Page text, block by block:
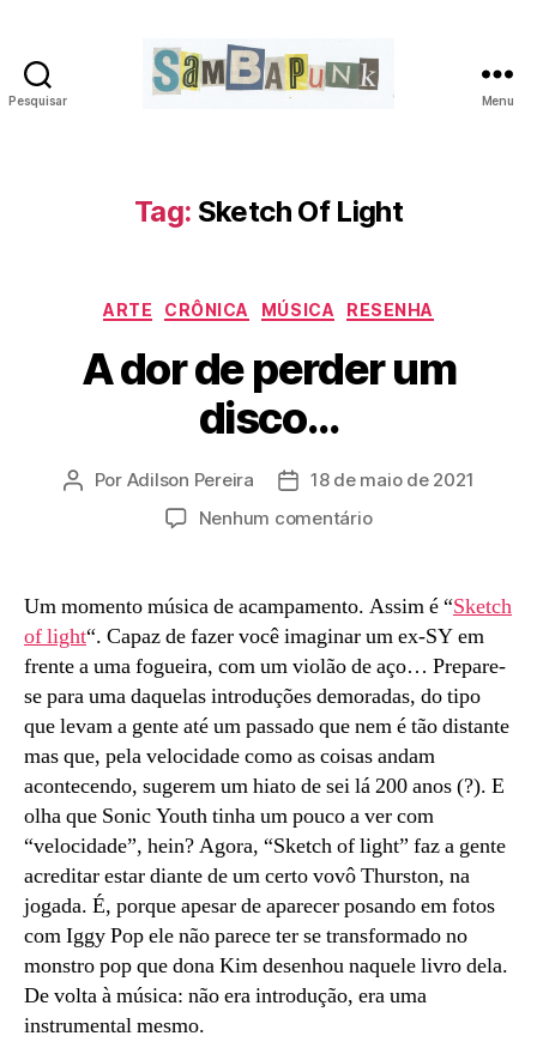
Pesquisar Menu
Tag: Sketch Of Light
Categorias
ARTE CRÔNICA MÚSICA RESENHA
A dor de perder um
disco…
Autor
Por Adilson Pereira
Data18 de maio de 2021
Nenhum comentárioem
de
um
disco…
Um momento música de acampamento. Assim é “Sketch
of light“. Capaz de fazer você imaginar um ex-SY em
frente a uma fogueira, com um violão de aço… Prepare-
se para uma daquelas introduções demoradas, do tipo
que levam a gente até um passado que nem é tão distante
mas que, pela velocidade como as coisas andam
acontecendo, sugerem um hiato de sei lá 200 anos (?). E
olha que Sonic Youth tinha um pouco a ver com
“velocidade”, hein? Agora, “Sketch of light” faz a gente
acreditar estar diante de um certo vovô Thurston, na
jogada. É, porque apesar de aparecer posando em fotos
com Iggy Pop ele não parece ter se transformado no
monstro pop que dona Kim desenhou naquele livro dela.
De volta à música: não era introdução, era uma
instrumental mesmo.